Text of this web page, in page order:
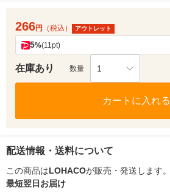
266円 （税込） アウトレット
5%(11pt)
在庫あり 数量 1
カートに入れる
配送情報・送料について
この商品はLOHACOが販売・発送します。
最短翌日お届け